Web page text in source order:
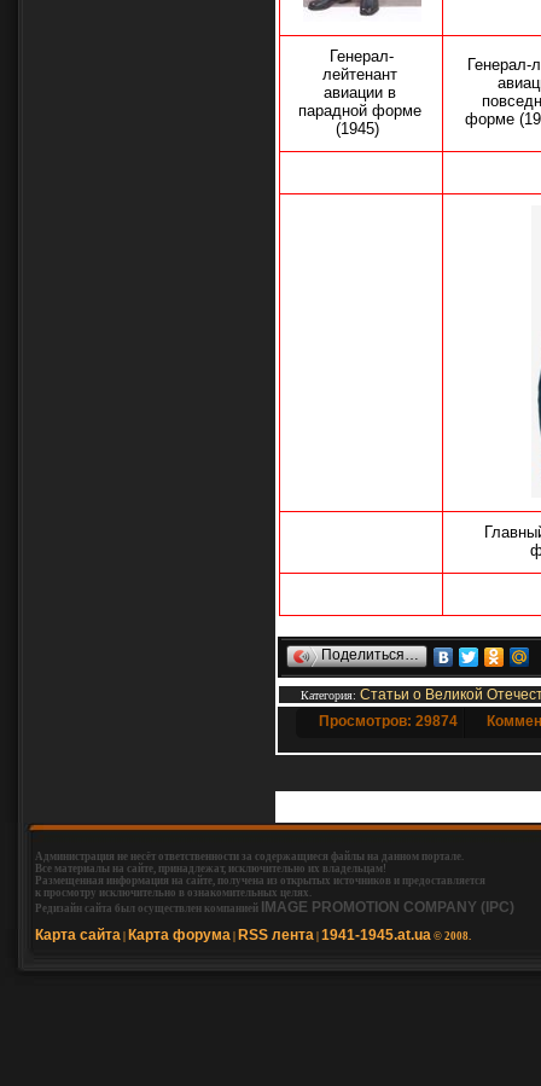
Генерал-
лейтенант
авиации в
парадной форме
(1945)
Генерал-
форме
Поделиться…
Категория: Статьи о Великой
Просмотров: 29874
Администрация не несёт ответственности за содержащиеся файлы на данном портале.
Все материалы на сайте, принадлежат, исключительно их владельцам!
Размещенная информация на сайте, получена из открытых источников и предоставляется
к просмотру исключительно в ознакомительных целях.
Редизайн сайта был осуществлен компанией
IMAGE PROMOTION COMPANY (IPC)
Карта сайта Карта форума RSS лента 1941-1945.at.ua © 2008.